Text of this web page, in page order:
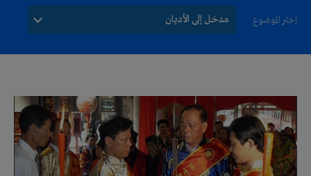
إختر الموضوع مدخل إلى الأديان